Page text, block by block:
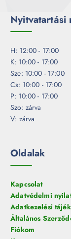
Nyitvatartási
H: 12:00 - 17:00
K: 10:00 - 17:00
Sze: 10:00 - 17:00
Cs: 10:00 - 17:00
P: 10:00 - 17:00
Szo: zárva
V: zárva
Oldalak
Kapcsolat
Adatvédelmi
Adatkezelési
Általános
Fiókom